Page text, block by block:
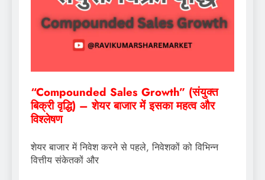
“Compounded Sales Growth” (संयुक्त
बिक्री वृद्धि) – शेयर बाजार में इसका महत्व और
विश्लेषण
शेयर बाजार में निवेश करने से पहले, निवेशकों को विभिन्न
वित्तीय संकेतकों और